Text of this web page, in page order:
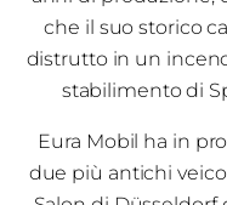
che il suo storico
distrutto in un
stabilimento di
Eura Mobil ha in
due più antichi